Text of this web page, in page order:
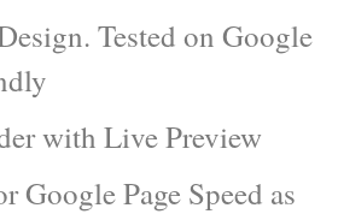
Tested on Google
with Live Preview
Google Page Speed as